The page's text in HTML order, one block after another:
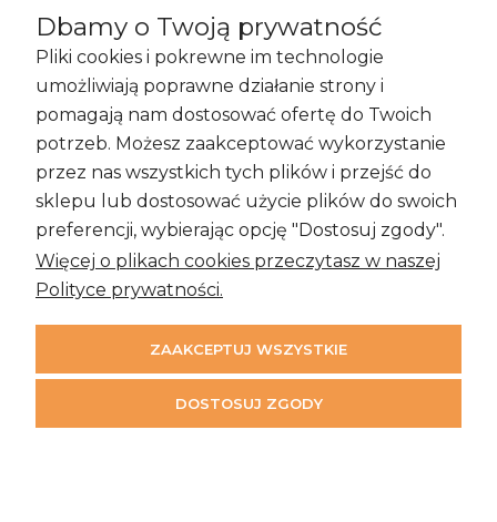
Zakupy i Zwroty
Informacje
Moje konto
Dbamy o Twoją prywatność
Pliki cookies i pokrewne im technologie
umożliwiają poprawne działanie strony i
pomagają nam dostosować ofertę do Twoich
potrzeb. Możesz zaakceptować wykorzystanie
przez nas wszystkich tych plików i przejść do
sklepu lub dostosować użycie plików do swoich
preferencji, wybierając opcję "Dostosuj zgody".
Więcej o plikach cookies przeczytasz w naszej
Polityce prywatności.
ZAAKCEPTUJ WSZYSTKIE
DOSTOSUJ ZGODY